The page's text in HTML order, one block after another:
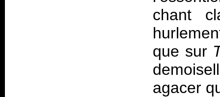
chant
que sur
agacer